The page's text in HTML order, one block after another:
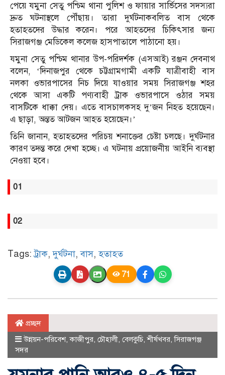
পেয়ে যমুনা সেতু পশ্চিম থানা পুলিশ ও ফায়ার সার্ভিসের সদস্যরা
দ্রুত ঘটনাস্থলে পৌঁছায়। তারা দুর্ঘটনাকবলিত বাস থেকে
হতাহতদের উদ্ধার করেন। পরে আহতদের চিকিৎসার জন্য
সিরাজগঞ্জ মেডিকেল কলেজ হাসপাতালে পাঠানো হয়।
যমুনা সেতু পশ্চিম থানার উপ-পরিদর্শক (এসআই) রঞ্জন দেবনাথ
বলেন, ‘দিনাজপুর থেকে চট্টগ্রামগামী একটি যাত্রীবাহী বাস
নলকা ওভারপাসের নিচ দিয়ে যাওয়ার সময় সিরাজগঞ্জ শহর
থেকে আসা একটি পণ্যবাহী ট্রাক ওভারপাসে ওঠার সময়
বাসটিকে ধাক্কা দেয়। এতে বাসচালকসহ দু’জন নিহত হয়েছেন।
এ ছাড়া, অন্তত আটজন আহত হয়েছেন।’
তিনি জানান, হতাহতদের পরিচয় শনাক্তের চেষ্টা চলছে। দুর্ঘটনার
কারণ তদন্ত করে দেখা হচ্ছে। এ ঘটনায় প্রয়োজনীয় আইনি ব্যবস্থা
নেওয়া হবে।
01
02
Tags:ট্রাক,দুর্ঘটনা,বাস,হতাহত
71
প্রচ্ছদ
উন্নয়ন-পরিবেশ,কাজীপুর, চৌহালী, বেলকুচি,শীর্ষখবর,সিরাজগঞ্জ
সদর